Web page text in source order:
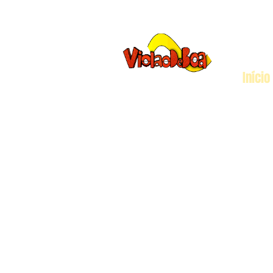
Início